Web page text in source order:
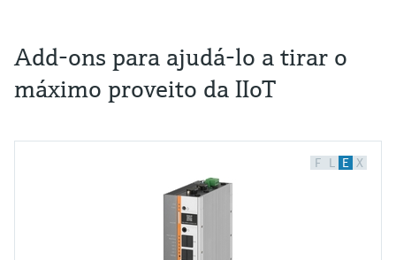
Add-ons para ajudá-lo a tirar o
máximo proveito da IIoT
F L E X